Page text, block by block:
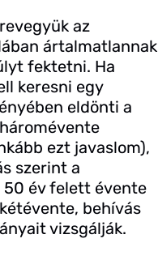
az
ártalmatlannak
fektetni. Ha
keresni egy
eldönti a
ezt javaslom),
szerint a
50 év felett évente
behívás
vizsgálják.